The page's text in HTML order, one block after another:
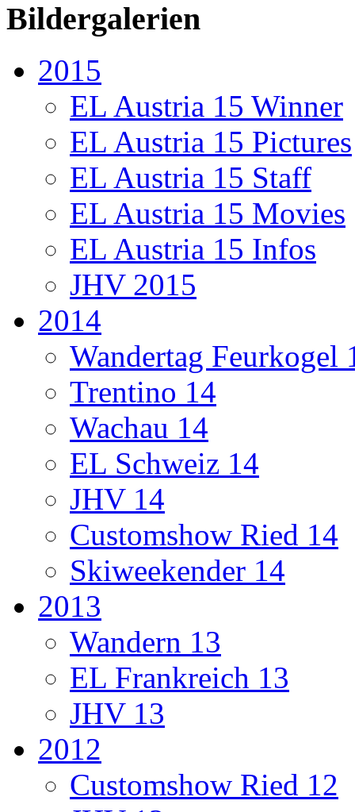
Bildergalerien
2015
EL Austria 15 Winner
EL Austria 15 Pictures
EL Austria 15 Staff
EL Austria 15 Movies
EL Austria 15 Infos
JHV 2015
2014
Wandertag Feurkogel
Trentino 14
Wachau 14
EL Schweiz 14
JHV 14
Customshow Ried 14
Skiweekender 14
2013
Wandern 13
EL Frankreich 13
JHV 13
2012
Customshow Ried 12